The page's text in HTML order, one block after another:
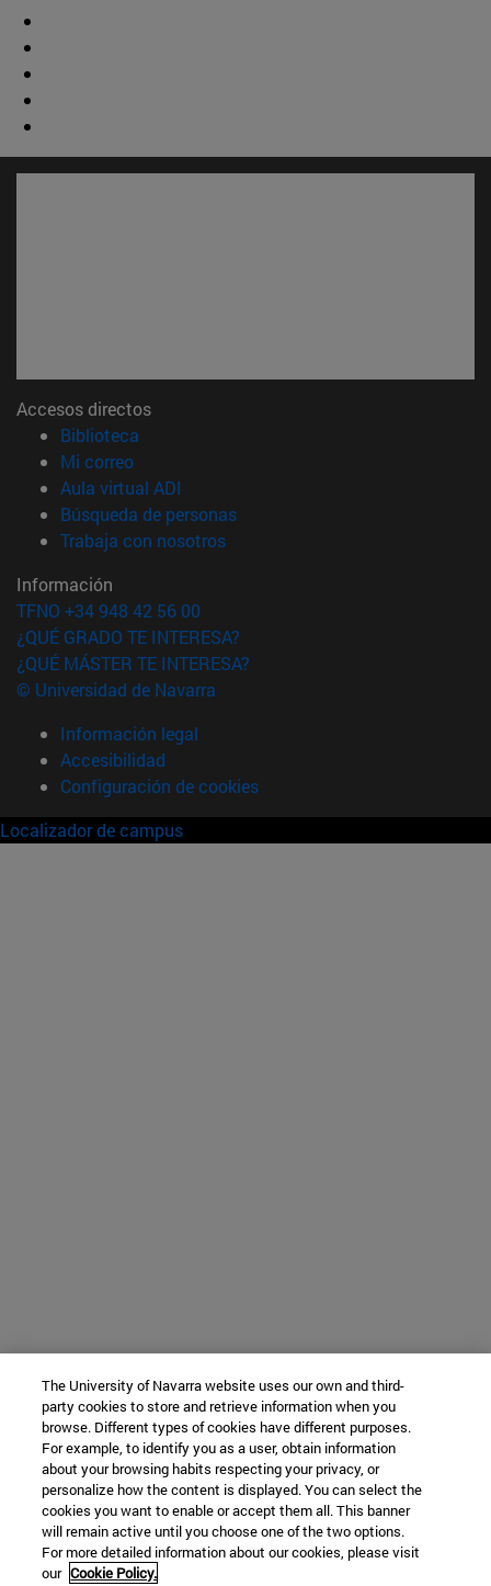
Accesos directos
Biblioteca
Mi correo(abre en nueva ventana)
Aula virtual ADI
Búsqueda de personas(abre en nueva ventana)
Trabaja con nosotros(abre en nueva ventana)
Información
TFNO +34 948 42 56 00
¿QUÉ GRADO TE INTERESA?
¿QUÉ MÁSTER TE INTERESA?
© Universidad de Navarra
Información legal
Accesibilidad
Configuración de cookies
Localizador de campus
The University of Navarra website uses our own and third-
party cookies to store and retrieve information when you
browse. Different types of cookies have different purposes.
For example, to identify you as a user, obtain information
about your browsing habits respecting your privacy, or
personalize how the content is displayed. You can select the
cookies you want to enable or accept them all. This banner
will remain active until you choose one of the two options.
For more detailed information about our cookies, please visit
our Cookie Policy.